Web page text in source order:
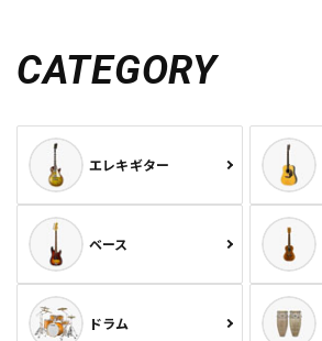
CATEGORY
エレキギター
ベース
ドラム